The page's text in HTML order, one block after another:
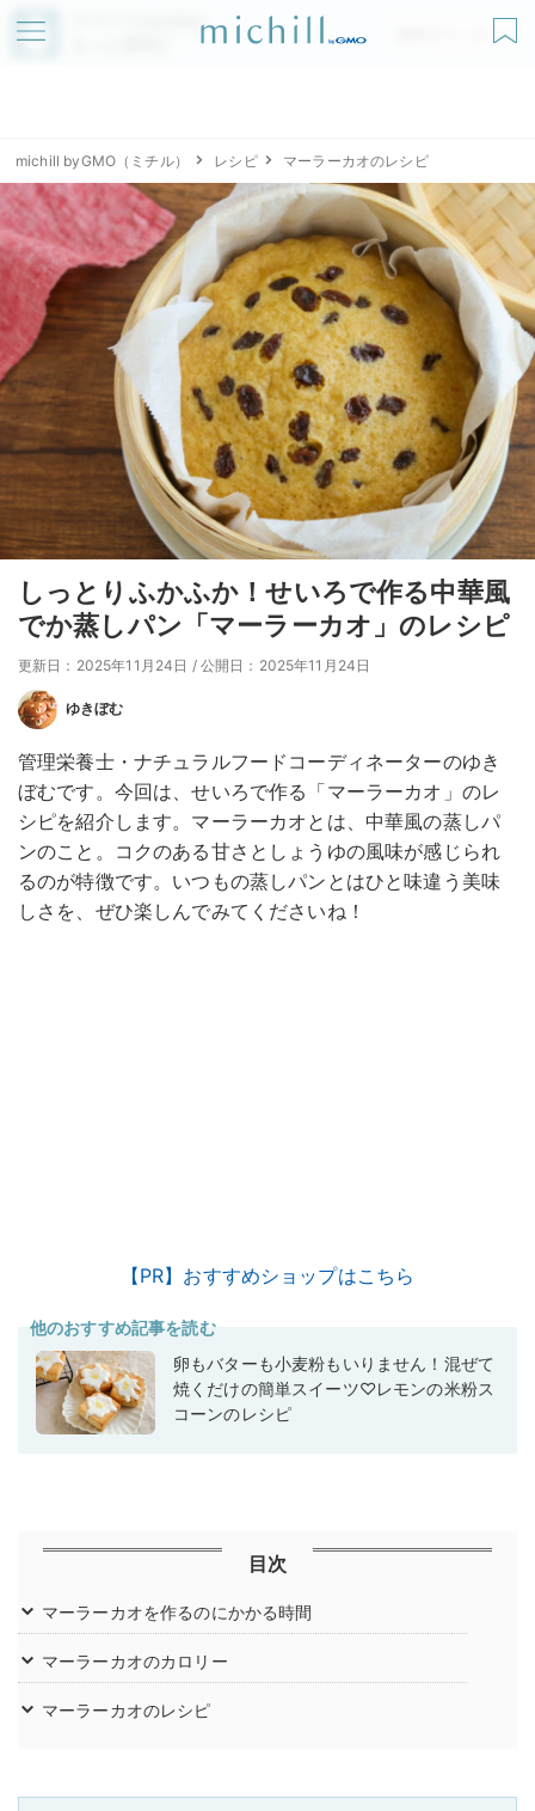
アプリでmichillが
無料ダウンロード
michill byGMO（ミチル） レシピ マーラーカオのレシピ
しっとりふかふか！せいろで作る中華風
でか蒸しパン「マーラーカオ」のレシピ
更新日：2025年11月24日 / 公開日：2025年11月24日
ゆきぼむ
管理栄養士・ナチュラルフードコーディネーターのゆき
ぼむです。今回は、せいろで作る「マーラーカオ」のレ
シピを紹介します。マーラーカオとは、中華風の蒸しパ
ンのこと。コクのある甘さとしょうゆの風味が感じられ
るのが特徴です。いつもの蒸しパンとはひと味違う美味
しさを、ぜひ楽しんでみてくださいね！
【PR】おすすめショップはこちら
他のおすすめ記事を読む
卵もバターも小麦粉もいりません！混ぜて
焼くだけの簡単スイーツ♡レモンの米粉ス
コーンのレシピ
目次
マーラーカオを作るのにかかる時間
マーラーカオのカロリー
マーラーカオのレシピ